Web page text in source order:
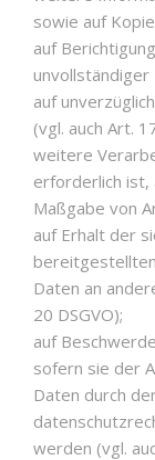
sowie auf
auf
unvollständiger
auf
(vgl. auch Art.
weitere
erforderlich ist,
Maßgabe von
auf Erhalt der
Daten an
20 DSGVO);
auf
sofern sie der
Daten durch
werden (vgl.